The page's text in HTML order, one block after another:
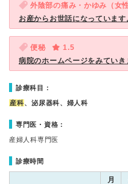
外陰部の痛み・かゆみ（女性
お産からお世話になっています
便秘
1.5
病院のホームページをみていき
診療科目：
産科、泌尿器科、婦人科
専門医・資格：
産婦人科専門医
診療時間
月